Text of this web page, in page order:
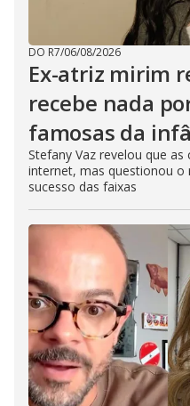
DO R7/06/08/2026
Ex-atriz mirim
recebe nada
famosas da
Stefany Vaz revelou que
internet, mas questionou
sucesso das faixas